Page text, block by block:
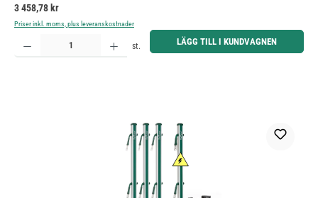
Ordinarie pris:
3 458,78 kr
Priser inkl. moms, plus leveranskostnader
Produktkvantitet: Ange önskat belopp eller använd knapparna för att öka eller minska kvantiteten.
st. LÄGG TILL I KUNDVAGNEN